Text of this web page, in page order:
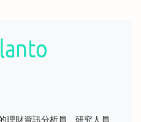
財資訊分析員、研究人員、